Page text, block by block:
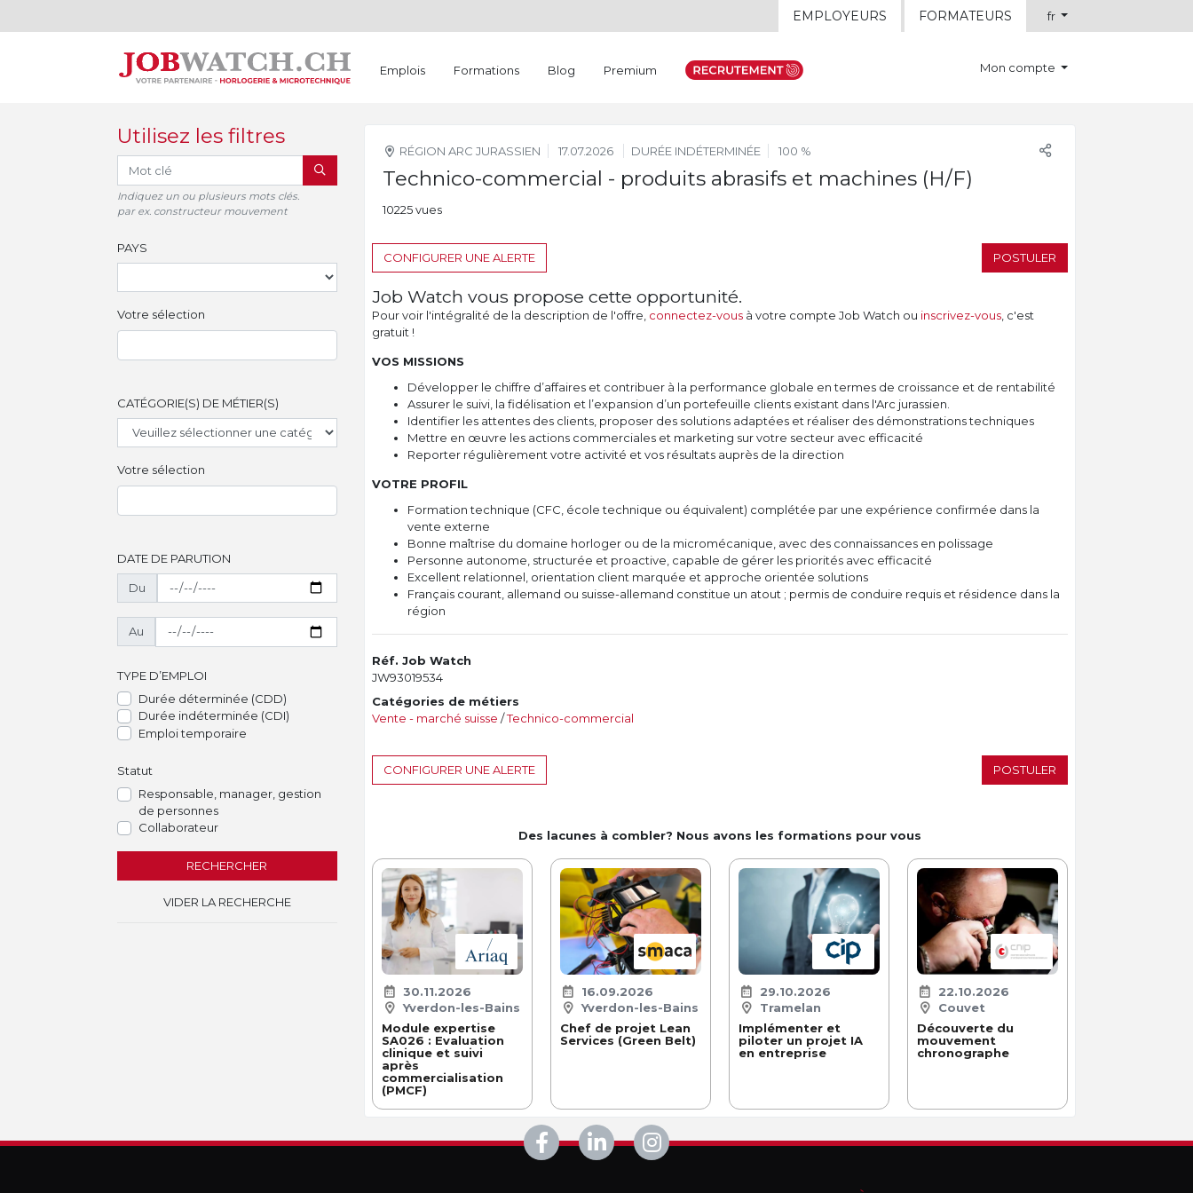
EMPLOYEURS FORMATEURS fr
Emplois Formations Blog Premium Mon compte
Utilisez les filtres
RECHERCHER
Indiquez un ou plusieurs mots clés.
par ex. constructeur mouvement
PAYS
Votre sélection
CATÉGORIE(S) DE MÉTIER(S)
Votre sélection
DATE DE PARUTION
Du
Au
TYPE D’EMPLOI
Durée déterminée (CDD)
Durée indéterminée (CDI)
Emploi temporaire
Statut
Responsable, manager, gestion
de personnes
Collaborateur
RECHERCHER
VIDER LA RECHERCHE
RÉGION ARC JURASSIEN 17.07.2026 DURÉE INDÉTERMINÉE 100 %
Technico-commercial - produits abrasifs et machines (H/F)
10225 vues
CONFIGURER UNE ALERTE POSTULER
Job Watch vous propose cette opportunité.
Pour voir l'intégralité de la description de l'offre, connectez-vousà votre compte Job Watch ou inscrivez-vous, c'est
gratuit !
VOS MISSIONS
Développer le chiffre d’affaires et contribuer à la performance globale en termes de croissance et de rentabilité
Assurer le suivi, la fidélisation et l’expansion d’un portefeuille clients existant dans l'Arc jurassien.
Identifier les attentes des clients, proposer des solutions adaptées et réaliser des démonstrations techniques
Mettre en œuvre les actions commerciales et marketing sur votre secteur avec efficacité
Reporter régulièrement votre activité et vos résultats auprès de la direction
VOTRE PROFIL
Formation technique (CFC, école technique ou équivalent) complétée par une expérience confirmée dans la
vente externe
Bonne maîtrise du domaine horloger ou de la micromécanique, avec des connaissances en polissage
Personne autonome, structurée et proactive, capable de gérer les priorités avec efficacité
Excellent relationnel, orientation client marquée et approche orientée solutions
Français courant, allemand ou suisse-allemand constitue un atout ; permis de conduire requis et résidence dans la
région
Réf. Job Watch
JW93019534
Catégories de métiers
Vente - marché suisse /Technico-commercial
CONFIGURER UNE ALERTE POSTULER
Des lacunes à combler? Nous avons les formations pour vous
30.11.2026
Yverdon-les-Bains
Module expertise
SA026 : Evaluation
clinique et suivi
après
commercialisation
(PMCF)
16.09.2026
Yverdon-les-Bains
Chef de projet Lean
Services (Green Belt)
29.10.2026
Tramelan
Implémenter et
piloter un projet IA
en entreprise
22.10.2026
Couvet
Découverte du
mouvement
chronographe